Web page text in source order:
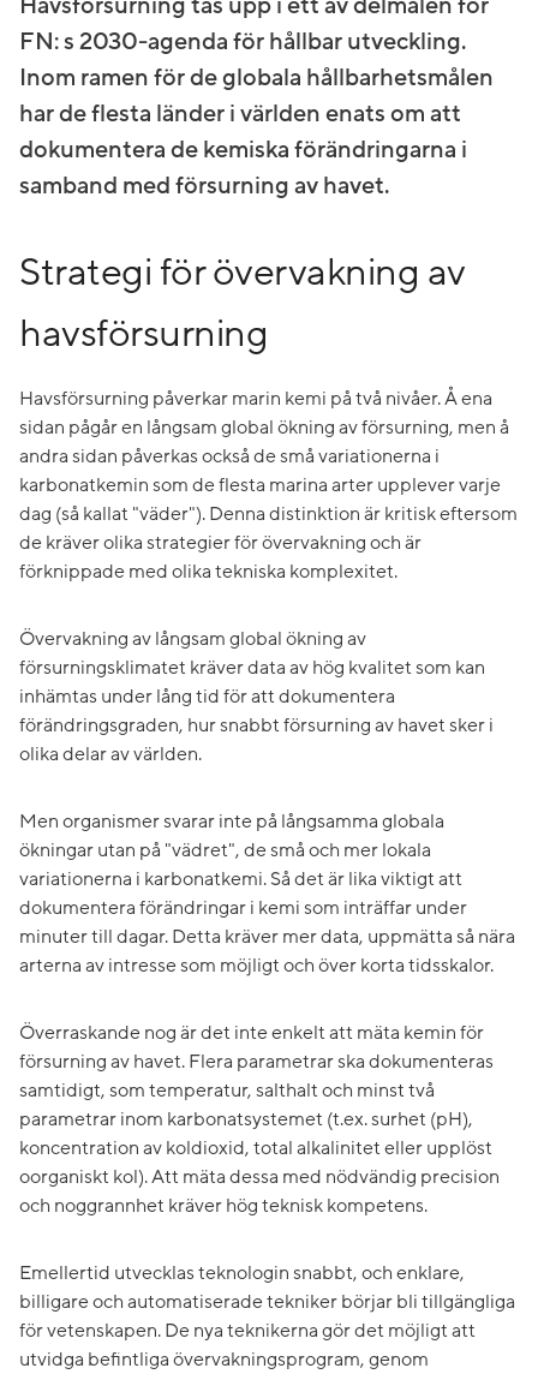
FN: s 2030-agenda för hållbar utveckling.
Inom ramen för de globala hållbarhetsmålen
har de flesta länder i världen enats om att
dokumentera de kemiska förändringarna i
samband med försurning av havet.
Strategi för övervakning av
havsförsurning
Havsförsurning påverkar marin kemi på två nivåer. Å ena
sidan pågår en långsam global ökning av försurning, men å
andra sidan påverkas också de små variationerna i
karbonatkemin som de flesta marina arter upplever varje
dag (så kallat "väder"). Denna distinktion är kritisk eftersom
de kräver olika strategier för övervakning och är
förknippade med olika tekniska komplexitet.
Övervakning av långsam global ökning av
försurningsklimatet kräver data av hög kvalitet som kan
inhämtas under lång tid för att dokumentera
förändringsgraden, hur snabbt försurning av havet sker i
olika delar av världen.
Men organismer svarar inte på långsamma globala
ökningar utan på "vädret", de små och mer lokala
variationerna i karbonatkemi. Så det är lika viktigt att
dokumentera förändringar i kemi som inträffar under
minuter till dagar. Detta kräver mer data, uppmätta så nära
arterna av intresse som möjligt och över korta tidsskalor.
Överraskande nog är det inte enkelt att mäta kemin för
försurning av havet. Flera parametrar ska dokumenteras
samtidigt, som temperatur, salthalt och minst två
parametrar inom karbonatsystemet (t.ex. surhet (pH),
koncentration av koldioxid, total alkalinitet eller upplöst
oorganiskt kol). Att mäta dessa med nödvändig precision
och noggrannhet kräver hög teknisk kompetens.
Emellertid utvecklas teknologin snabbt, och enklare,
billigare och automatiserade tekniker börjar bli tillgängliga
för vetenskapen. De nya teknikerna gör det möjligt att
utvidga befintliga övervakningsprogram, genom